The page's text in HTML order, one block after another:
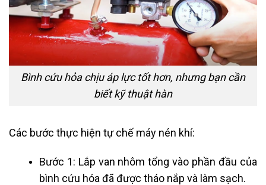
Bình cứu hỏa chịu áp lực tốt hơn, nhưng bạn cần
biết kỹ thuật hàn
Các bước thực hiện tự chế máy nén khí:
Bước 1: Lắp van nhôm tổng vào phần đầu của
bình cứu hóa đã được tháo nắp và làm sạch.